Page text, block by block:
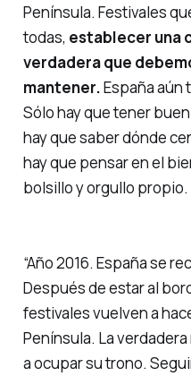
Península. Festivales
todas, establecer una
verdadera que
mantener.España aún
Sólo hay que tener
hay que saber dónde
hay que pensar en el
bolsillo y orgullo propio.
“Año 2016. España se
Después de estar al
festivales vuelven a
Península. La
a ocupar su trono.